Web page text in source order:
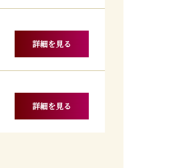
詳細を見る
詳細を見る